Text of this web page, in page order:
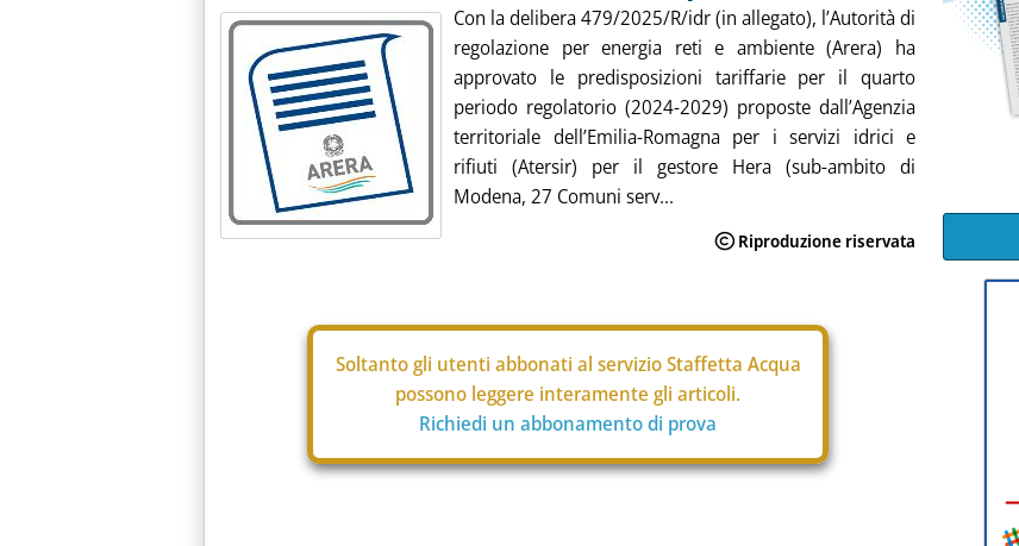
Con la delibera 479/2025/R/idr (in allegato), l’Autorità di
regolazione per energia reti e ambiente (Arera) ha
approvato le predisposizioni tariffarie per il quarto
periodo regolatorio (2024-2029) proposte dall’Agenzia
territoriale dell’Emilia-Romagna per i servizi idrici e
rifiuti (Atersir) per il gestore Hera (sub-ambito di
Modena, 27 Comuni serv...
Soltanto gli utenti abbonati al servizio Staffetta Acqua
possono leggere interamente gli articoli.
Richiedi un abbonamento di prova